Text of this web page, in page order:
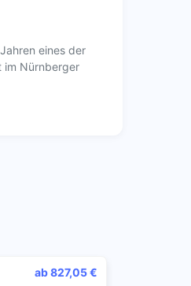
eines der
im Nürnberger
ab 827,05 €